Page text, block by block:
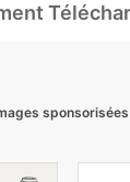
sponsorisées